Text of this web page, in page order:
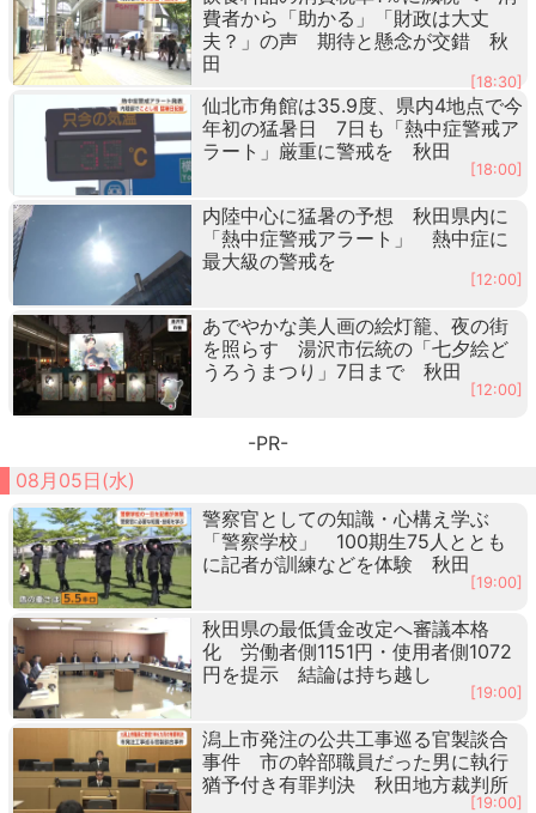
費者から「助かる」「財政は大丈
夫？」の声 期待と懸念が交錯 秋
田
[18:30]
仙北市角館は35.9度、県内4地点で今
年初の猛暑日 7日も「熱中症警戒ア
ラート」厳重に警戒を 秋田
[18:00]
内陸中心に猛暑の予想 秋田県内に
「熱中症警戒アラート」 熱中症に
最大級の警戒を
[12:00]
あでやかな美人画の絵灯籠、夜の街
を照らす 湯沢市伝統の「七夕絵ど
うろうまつり」7日まで 秋田
[12:00]
-PR-
08月05日(水)
警察官としての知識・心構え学ぶ
「警察学校」 100期生75人ととも
に記者が訓練などを体験 秋田
[19:00]
秋田県の最低賃金改定へ審議本格
化 労働者側1151円・使用者側1072
円を提示 結論は持ち越し
[19:00]
潟上市発注の公共工事巡る官製談合
事件 市の幹部職員だった男に執行
猶予付き有罪判決 秋田地方裁判所
[19:00]